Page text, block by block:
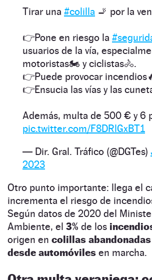
Tirar una #colilla 🚬 por la
👉Pone en riesgo la
usuarios de la vía,
motoristas🏍️ y ciclistas🚴.
👉Puede provocar
👉Ensucia las vías y las
Además, multa de 500 € y 6
pic.twitter.com/F8DRlGxBT1
— Dir. Gral. Tráfico (@DGTes)
2023
Otro punto importante: llega el
incrementa el riesgo de
Según datos de 2020 del
Ambiente, el 3% de los
origen en colillas
desde automóviles en marcha.